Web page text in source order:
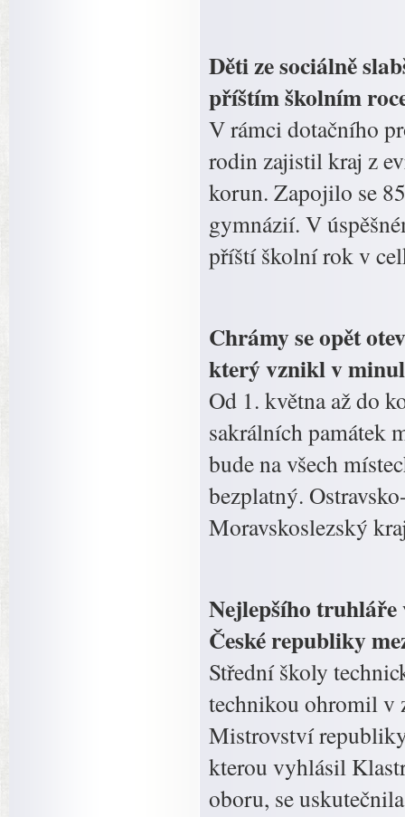
Děti ze sociálně
příštím školním
V rámci dotačního
rodin zajistil kraj z
korun. Zapojilo se
gymnázií. V
příští školní rok v
Chrámy se opět
který vznikl v
Od 1. května až do
sakrálních památek
bude na všech
bezplatný.
Moravskoslezský
Nejlepšího truhláře
České republiky
Střední školy
technikou ohromil v
Mistrovství
kterou vyhlásil
oboru, se